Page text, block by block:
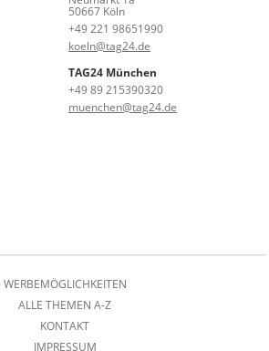
50667 Köln
+49 221 98651990
koeln@tag24.de
TAG24 München
+49 89 215390320
muenchen@tag24.de
WERBEMÖGLICHKEITEN
ALLE THEMEN A-Z
KONTAKT
IMPRESSUM